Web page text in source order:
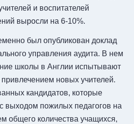
и воспитателей
выросли на 6-10%.
был опубликован доклад
управления аудита. В нем
школы в Англии испытывают
новых учителей.
кандидатов, которые
выходом пожилых педагогов на
общего количества учащихся,